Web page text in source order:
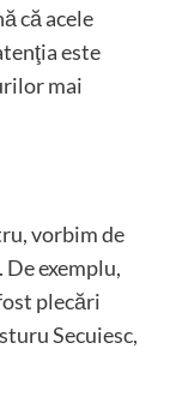
că acele
este
mai
vorbim de
exemplu,
plecări
Secuiesc,